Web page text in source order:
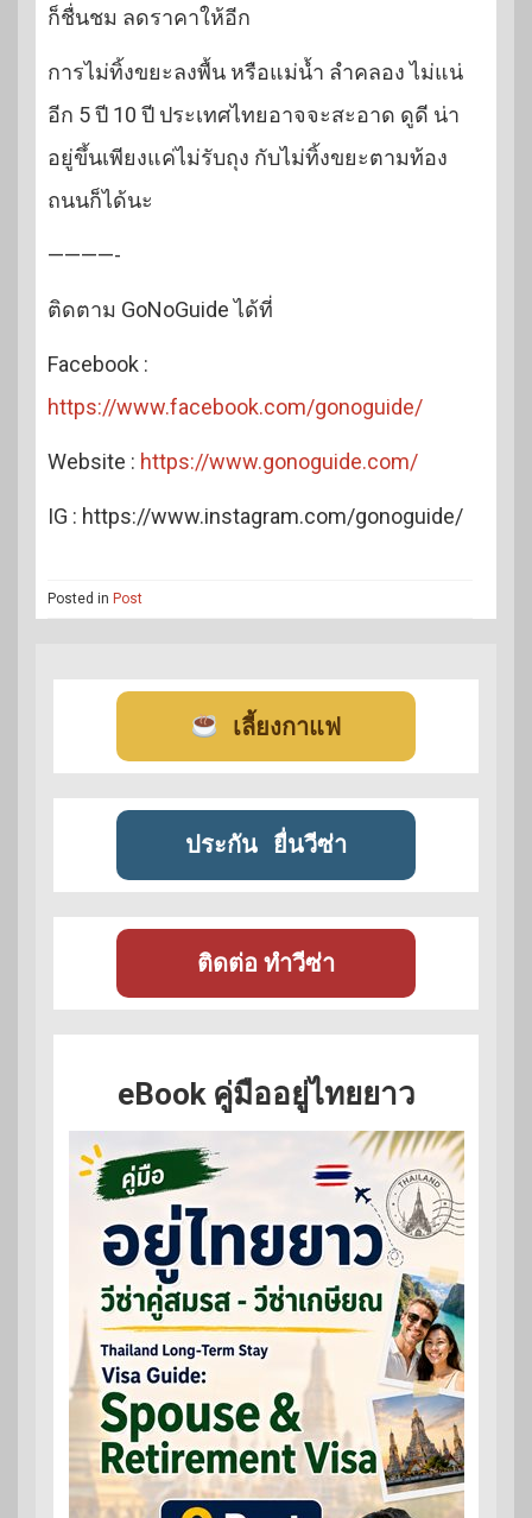
ก็ชื่นชม ลดราคาให้อีก
การไม่ทิ้งขยะลงพื้น หรือแม่น้ำ ลำคลอง ไม่แน่
อีก 5 ปี 10 ปี ประเทศไทยอาจจะสะอาด ดูดี น่า
อยู่ขึ้นเพียงแค่ไม่รับถุง กับไม่ทิ้งขยะตามท้อง
ถนนก็ได้นะ
————-
ติดตาม GoNoGuide ได้ที่
Facebook :
https://www.facebook.com/gonoguide/
Website : https://www.gonoguide.com/
IG : https://www.instagram.com/gonoguide/
Posted in Post
เลี้ยงกาแฟ
ประกัน ยื่นวีซ่า
ติดต่อ ทำวีซ่า
eBook คู่มืออยู่ไทยยาว